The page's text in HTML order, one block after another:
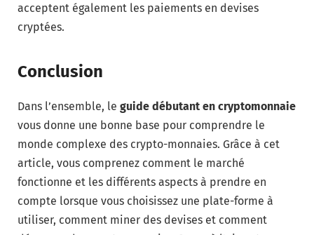
acceptent également les paiements en devises
cryptées.
Conclusion
Dans l’ensemble, le guide débutant en cryptomonnaie
vous donne une bonne base pour comprendre le
monde complexe des crypto-monnaies. Grâce à cet
article, vous comprenez comment le marché
fonctionne et les différents aspects à prendre en
compte lorsque vous choisissez une plate-forme à
utiliser, comment miner des devises et comment